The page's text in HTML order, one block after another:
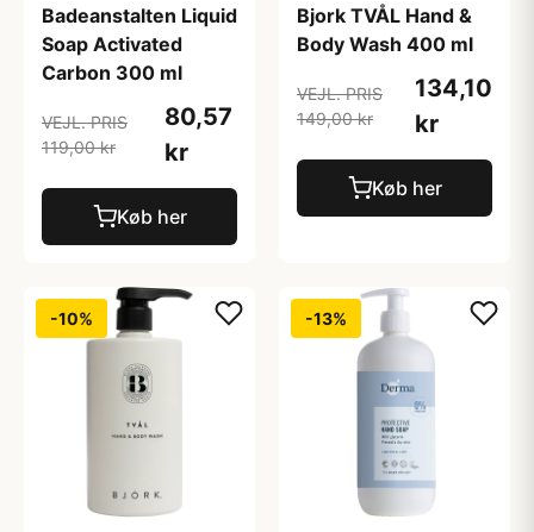
Badeanstalten Liquid
Soap Activated
Carbon 300 ml
VEJL. PRIS
119,00 kr
80,57
kr
Køb her
Bjork TVÅL Hand &
Body Wash 400 ml
VEJL. PRIS
149,00 kr
134,10
kr
Køb her
-10% -13%